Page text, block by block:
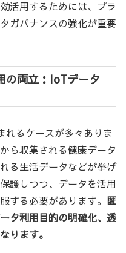
活用するためには、プラ
ガバナンスの強化が重要
の両立：IoTデータ
れるケースが多々ありま
ら収集される健康データ
る生活データなどが挙げ
護しつつ、データを活用
する必要があります。 匿
タ利用目的の明確化、透
ります。